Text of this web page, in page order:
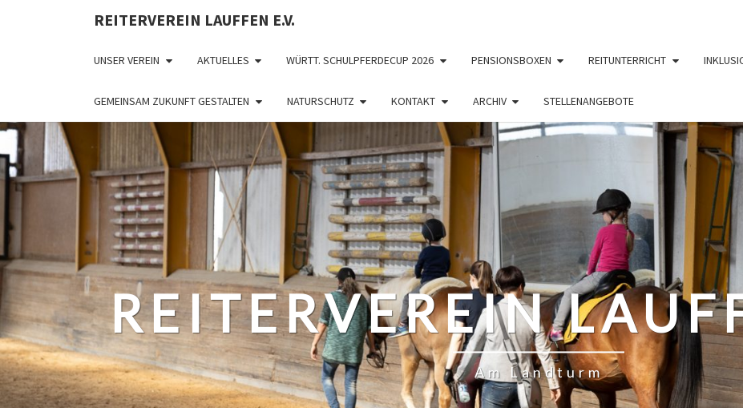
REITERVEREIN LAUFFEN E.V.
UNSER VEREIN AKTUELLES WÜRTT. SCHULPFERDECUP 2026 PENSIONSBOXEN REITUNTERRICHT
GEMEINSAM ZUKUNFT GESTALTEN NATURSCHUTZ KONTAKT ARCHIV STELLENANGEBOTE
REITERVEREIN
Am Landturm